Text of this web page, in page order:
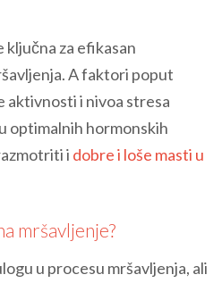
za efikasan
A faktori poput
aktivnosti i nivoa stresa
optimalnih hormonskih
i dobre i loše masti u
mršavljenje?
u procesu mršavljenja, ali